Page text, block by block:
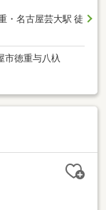
・名古屋芸大駅 徒
市徳重与八杁